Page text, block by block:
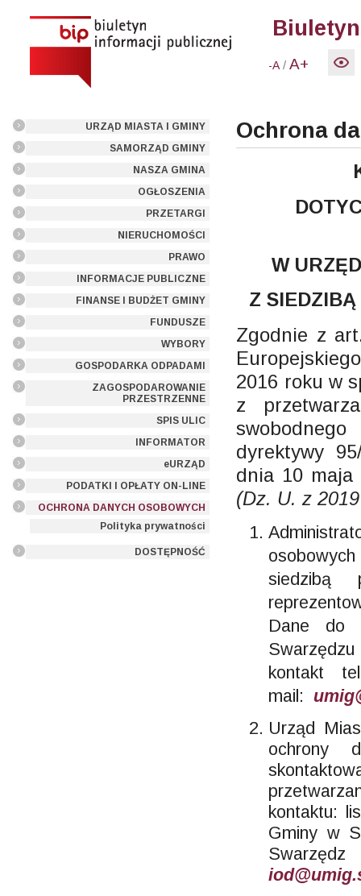
-A /A+
URZĄD MIASTA I GMINY
SAMORZĄD GMINY
NASZA GMINA
OGŁOSZENIA
PRZETARGI
NIERUCHOMOŚCI
PRAWO
INFORMACJE PUBLICZNE
FINANSE I BUDŻET GMINY
FUNDUSZE
WYBORY
GOSPODARKA ODPADAMI
ZAGOSPODAROWANIE
PRZESTRZENNE
SPIS ULIC
INFORMATOR
eURZĄD
PODATKI I OPŁATY ON-LINE
OCHRONA DANYCH OSOBOWYCH
Polityka prywatności
DOSTĘPNOŚĆ
Ochrona
W
Z
Zgodnie z
2016 roku w
z
dyrektywy
dnia 10
(Dz. U. z
Dane do
kontakt
mail:
Urząd
ochrony
kontaktu:
Gminy w